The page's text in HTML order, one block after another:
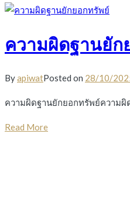
ความผิดฐานยัก
ByapiwatPosted on 28/10/
ความผิดฐานยักยอกทรัพย์ความ
Read More